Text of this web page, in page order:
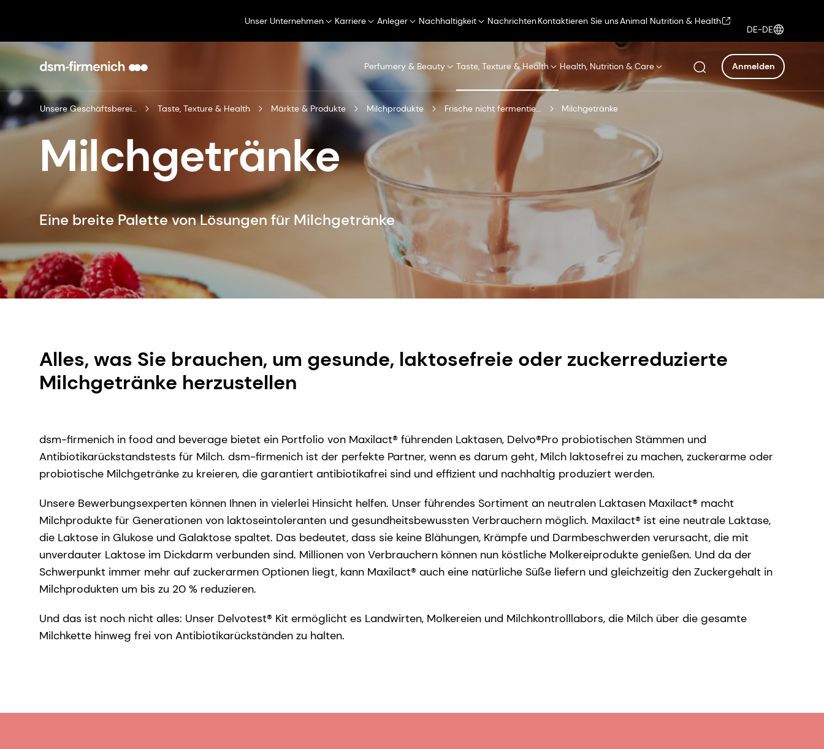
Unser Unternehmen Karriere Anleger Nachhaltigkeit NachrichtenKontaktieren Sie unsAnimal Nutrition & Health
DE-DE
Perfumery & Beauty Taste, Texture & Health Health, Nutrition & Care Anmelden
Unsere Geschäftsbereiche Taste, Texture & Health Märkte & Produkte Milchprodukte Frische nicht fermentierte Milchprodukte Milchgetränke
Milchgetränke
Eine breite Palette von Lösungen für Milchgetränke
Alles, was Sie brauchen, um gesunde, laktosefreie oder zuckerreduzierte
Milchgetränke herzustellen
dsm-firmenich in food and beverage bietet ein Portfolio von Maxilact® führenden Laktasen, Delvo®Pro probiotischen Stämmen und
Antibiotikarückstandstests für Milch. dsm-firmenich ist der perfekte Partner, wenn es darum geht, Milch laktosefrei zu machen, zuckerarme oder
probiotische Milchgetränke zu kreieren, die garantiert antibiotikafrei sind und effizient und nachhaltig produziert werden.
Unsere Bewerbungsexperten können Ihnen in vielerlei Hinsicht helfen. Unser führendes Sortiment an neutralen Laktasen Maxilact® macht
Milchprodukte für Generationen von laktoseintoleranten und gesundheitsbewussten Verbrauchern möglich. Maxilact® ist eine neutrale Laktase,
die Laktose in Glukose und Galaktose spaltet. Das bedeutet, dass sie keine Blähungen, Krämpfe und Darmbeschwerden verursacht, die mit
unverdauter Laktose im Dickdarm verbunden sind. Millionen von Verbrauchern können nun köstliche Molkereiprodukte genießen. Und da der
Schwerpunkt immer mehr auf zuckerarmen Optionen liegt, kann Maxilact® auch eine natürliche Süße liefern und gleichzeitig den Zuckergehalt in
Milchprodukten um bis zu 20 % reduzieren.
Und das ist noch nicht alles: Unser Delvotest® Kit ermöglicht es Landwirten, Molkereien und Milchkontrolllabors, die Milch über die gesamte
Milchkette hinweg frei von Antibiotikarückständen zu halten.